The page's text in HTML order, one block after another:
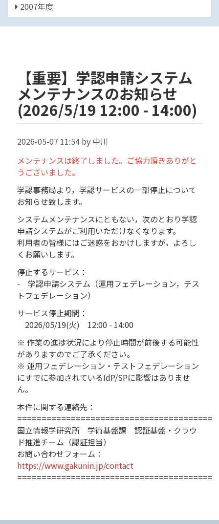
2007年度
【重要】学認申請システム
メンテナンスのお知らせ
(2026/5/19 12:00 - 14:00)
2026-05-07 11:54 by 中川
メンテナンスは終了しました。ご協力頂きありがと
うございました。
学認事務局より，学認サービスの一部停止について
お知らせ致します。
システムメンテナンスにともない，次のとおり学認
申請システムがご利用いただけなくなります。
利用者の皆様にはご迷惑をおかけしますが，よろし
くお願いします。
停止するサービス：
- 学認申請システム（運用フェデレーション，テス
トフェデレーション）
サービス停止期間：
2026/05/19(火) 12:00 - 14:00
※ 作業の進捗状況により停止時間が前後する可能性
がありますのでご了承ください。
※ 運用フェデレーション・テストフェデレーション
にすでに参加されているIdP/SPに影響はありませ
ん。
本件に関する連絡先：
国立情報学研究所 学術基盤課 認証基盤・クラウ
ド推進チーム（認証担当）
お問い合わせフォーム：
https://www.gakunin.jp/contact